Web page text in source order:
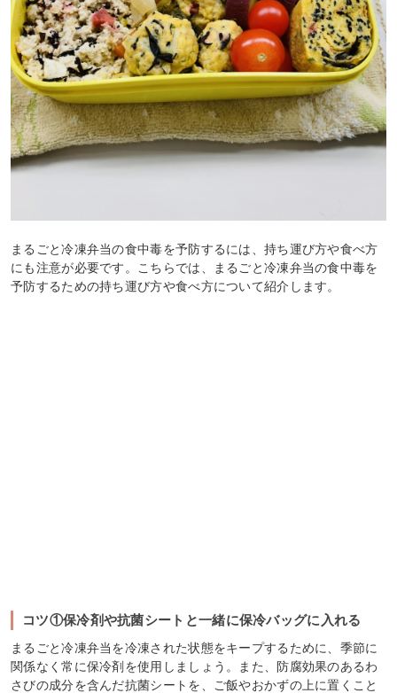
まるごと冷凍弁当の食中毒を予防するには、持ち運び方や食べ方
にも注意が必要です。こちらでは、まるごと冷凍弁当の食中毒を
予防するための持ち運び方や食べ方について紹介します。
コツ①保冷剤や抗菌シートと一緒に保冷バッグに入れる
まるごと冷凍弁当を冷凍された状態をキープするために、季節に
関係なく常に保冷剤を使用しましょう。また、防腐効果のあるわ
さびの成分を含んだ抗菌シートを、ご飯やおかずの上に置くこと